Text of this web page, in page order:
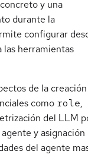
y una
durante la
configurar
las herramientas
de la
como role,
del LLM
y asignación
del agente